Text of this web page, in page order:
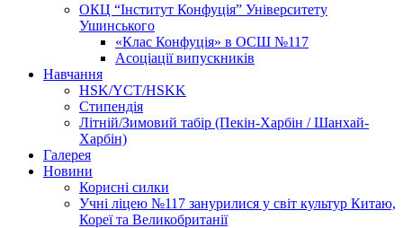
ОКЦ “Інститут Конфуція” Університету
Ушинського
«Клас Конфуція» в ОСШ №117
Асоціації випускників
Навчання
HSK/YCT/HSKK
Стипендія
Літній/Зимовий табір (Пекін-Харбін / Шанхай-
Харбін)
Галерея
Новини
Корисні силки
Учні ліцею №117 занурилися у світ культур Китаю,
Кореї та Великобританії